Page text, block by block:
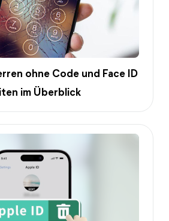
ohne Code und Face ID
im Überblick